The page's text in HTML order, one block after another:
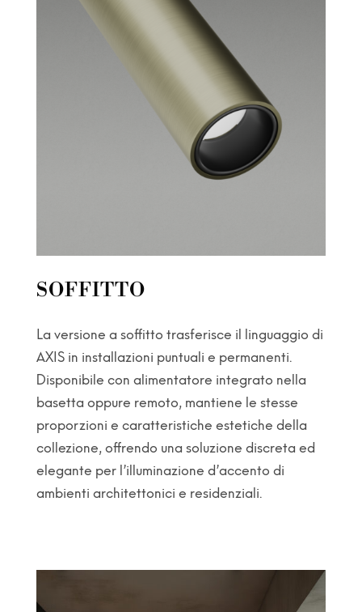
SOFFITTO
La versione a soffitto trasferisce il linguaggio di
AXIS in installazioni puntuali e permanenti.
Disponibile con alimentatore integrato nella
basetta oppure remoto, mantiene le stesse
proporzioni e caratteristiche estetiche della
collezione, offrendo una soluzione discreta ed
elegante per l’illuminazione d’accento di
ambienti architettonici e residenziali.